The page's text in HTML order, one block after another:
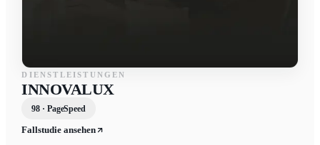
DIENSTLEISTUNGEN
INNOVALUX
98 · PageSpeed
Fallstudie ansehen